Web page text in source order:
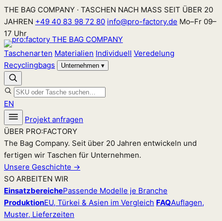
Zum
Inhalt
springen
THE BAG COMPANY · TASCHEN NACH MASS SEIT ÜBER 20
JAHREN +49 40 83 98 72 80 info@pro-factory.de Mo–Fr 09–
17 Uhr
Taschenarten Materialien Individuell Veredelung
Recyclingbags
Unternehmen ▾
EN
Projekt anfragen
ÜBER PRO:FACTORY
The Bag Company. Seit über 20 Jahren entwickeln und
fertigen wir Taschen für Unternehmen.
Unsere Geschichte →
SO ARBEITEN WIR
EinsatzbereichePassende Modelle je Branche
ProduktionEU, Türkei & Asien im Vergleich FAQAuflagen,
Muster, Lieferzeiten